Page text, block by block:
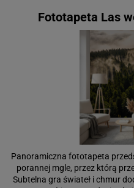
Fototapeta Las
Panoramiczna fototapeta
porannej mgle, przez którą
Subtelna gra świateł i chmur